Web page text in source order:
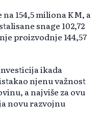
154,5 miliona KM, a
snage 102,72
proizvodnje 144,57
ikada
njenu važnost
a najviše za ovu
novu razvojnu